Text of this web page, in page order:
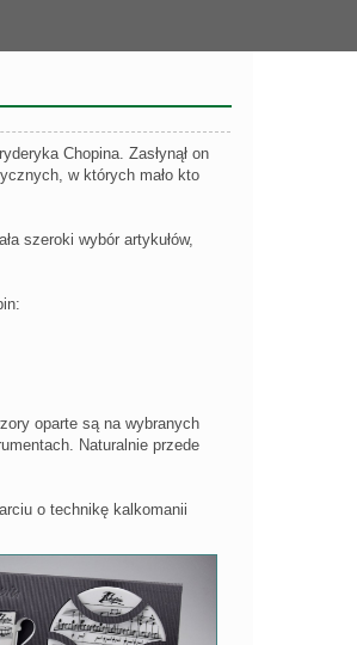
Chopina. Zasłynął on
w których mało kto
szeroki wybór artykułów,
oparte są na wybranych
Naturalnie przede
o technikę kalkomanii